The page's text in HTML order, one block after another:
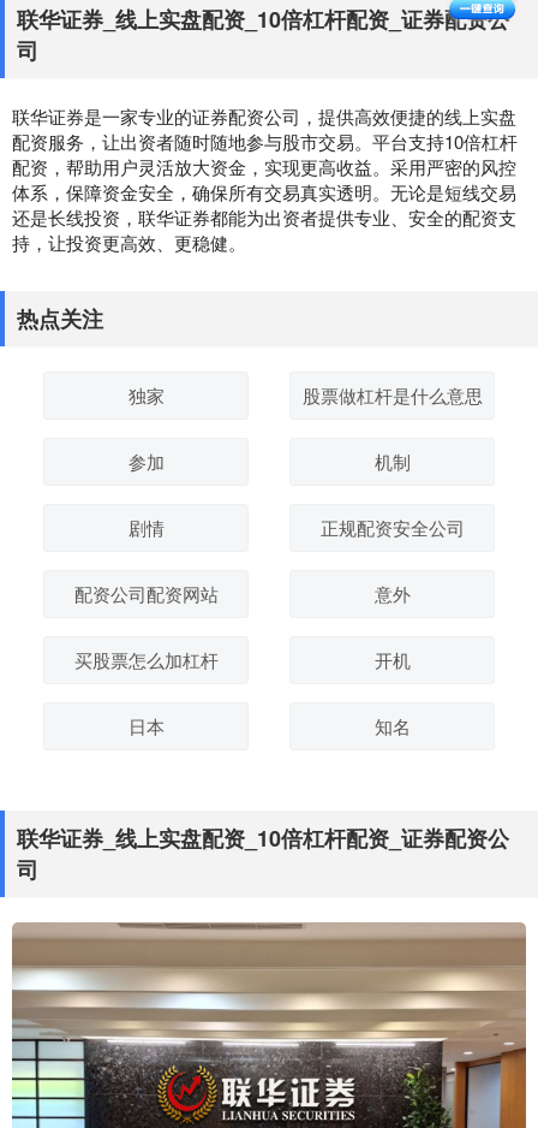
联华证券_线上实盘配资_10倍杠杆配资_证券配资公
司
联华证券是一家专业的证券配资公司，提供高效便捷的线上实盘
配资服务，让出资者随时随地参与股市交易。平台支持10倍杠杆
配资，帮助用户灵活放大资金，实现更高收益。采用严密的风控
体系，保障资金安全，确保所有交易真实透明。无论是短线交易
还是长线投资，联华证券都能为出资者提供专业、安全的配资支
持，让投资更高效、更稳健。
热点关注
独家 股票做杠杆是什么意思
参加 机制
剧情 正规配资安全公司
配资公司配资网站 意外
买股票怎么加杠杆 开机
日本 知名
联华证券_线上实盘配资_10倍杠杆配资_证券配资公
司